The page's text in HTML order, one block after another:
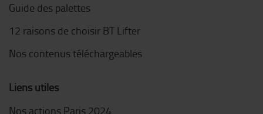
Guide des palettes
12 raisons de choisir BT Lifter
Nos contenus téléchargeables
Liens utiles
Nos actions Paris 2024